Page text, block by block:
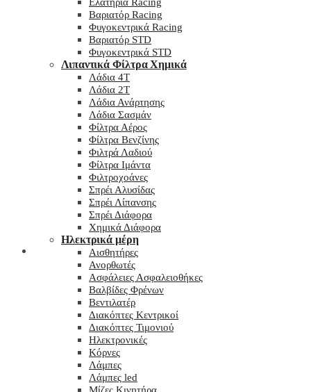
Βαριατόρ Racing
Φυγοκεντρικά Racing
Βαριατόρ STD
Φυγοκεντρικά STD
Λιπαντικά Φίλτρα Χημικά
Λάδια 4T
Λάδια 2T
Λάδια Ανάρτησης
Λάδια Σασμάν
Φίλτρα Αέρος
Φίλτρα Βενζίνης
Φιλτρά Λαδιού
Φίλτρα Ιμάντα
Φιλτροχοάνες
Σπρέι Αλυσίδας
Σπρέι Λίπανσης
Σπρέι Διάφορα
Χημικά Διάφορα
Hλεκτρικά μέρη
Αισθητήρες
Ανορθωτές
Ασφάλειες Ασφαλειοθήκες
Βαλβίδες Φρένων
Βεντιλατέρ
Διακόπτες Κεντρικοί
Διακόπτες Τιμονιού
Ηλεκτρονικές
Κόρνες
Λάμπες
Λάμπες led